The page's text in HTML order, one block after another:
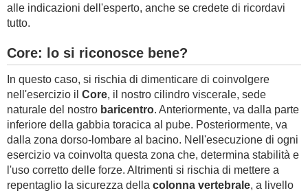
alle indicazioni dell'esperto, anche se credete di ricordavi
tutto.
Core: lo si riconosce bene?
In questo caso, si rischia di dimenticare di coinvolgere
nell'esercizio il Core, il nostro cilindro viscerale, sede
naturale del nostro baricentro. Anteriormente, va dalla parte
inferiore della gabbia toracica al pube. Posteriormente, va
dalla zona dorso-lombare al bacino. Nell'esecuzione di ogni
esercizio va coinvolta questa zona che, determina stabilità e
l'uso corretto delle forze. Altrimenti si rischia di mettere a
repentaglio la sicurezza della colonna vertebrale, a livello